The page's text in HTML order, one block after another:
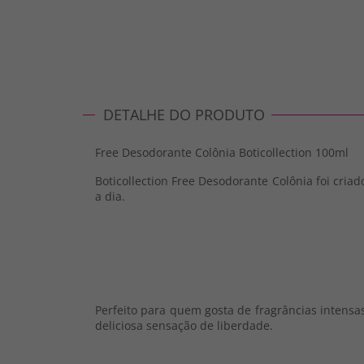
DETALHE DO PRODUTO
Free Desodorante Colônia Boticollection 100ml
Boticollection Free Desodorante Colônia foi
a dia.
Perfeito para quem gosta de fragrâncias
deliciosa sensação de liberdade.